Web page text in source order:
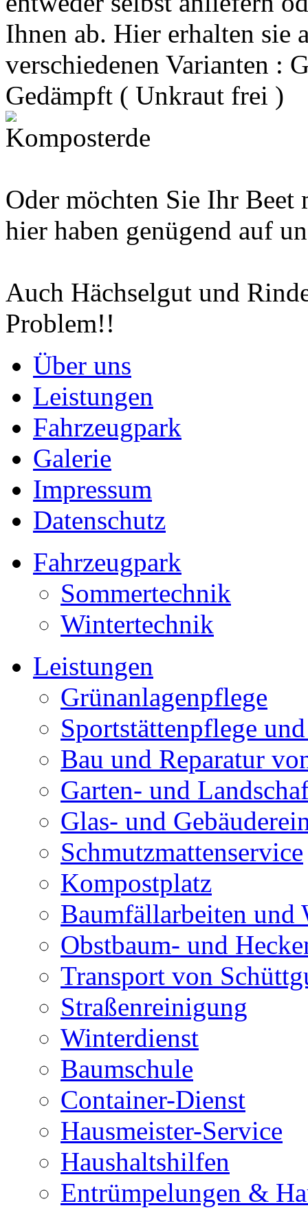
Ihnen ab. Hier erhalten sie
verschiedenen Varianten :
Gedämpft ( Unkraut frei )
Oder möchten Sie Ihr
hier haben genügend auf
Auch Hächselgut und
Problem!!
Über uns
Leistungen
Fahrzeugpark
Galerie
Impressum
Datenschutz
Fahrzeugpark
Sommertechnik
Wintertechnik
Leistungen
Grünanlagenpflege
Sportstättenpflege
Bau und Reparatur
Garten- und
Glas- und
Schmutzmattenservice
Kompostplatz
Baumfällarbeiten und
Obstbaum- und
Transport von
Straßenreinigung
Winterdienst
Baumschule
Container-Dienst
Hausmeister-Service
Haushaltshilfen
Entrümpelungen &